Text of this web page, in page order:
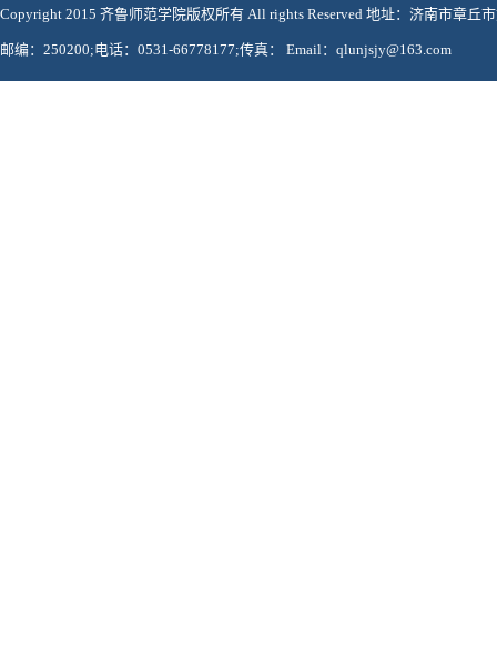
Copyright 2015 齐鲁师范学院版权所有 All rights Reserved 地址：济南市章丘
邮编：250200;电话：0531-66778177;传真： Email：qlunjsjy@163.com